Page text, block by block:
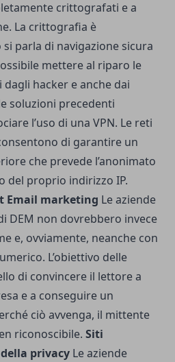
crittografati e a
La crittografia è
parla di navigazione sicura
mettere al riparo le
hacker e anche dai
soluzioni precedenti
l’uso di una VPN. Le reti
di garantire un
che prevede l’anonimato
del proprio indirizzo IP.
Email marketing Le aziende
DEM non dovrebbero invece
e, ovviamente, neanche con
L’obiettivo delle
di convincere il lettore a
e a conseguire un
ciò avvenga, il mittente
riconoscibile. Siti
privacy Le aziende